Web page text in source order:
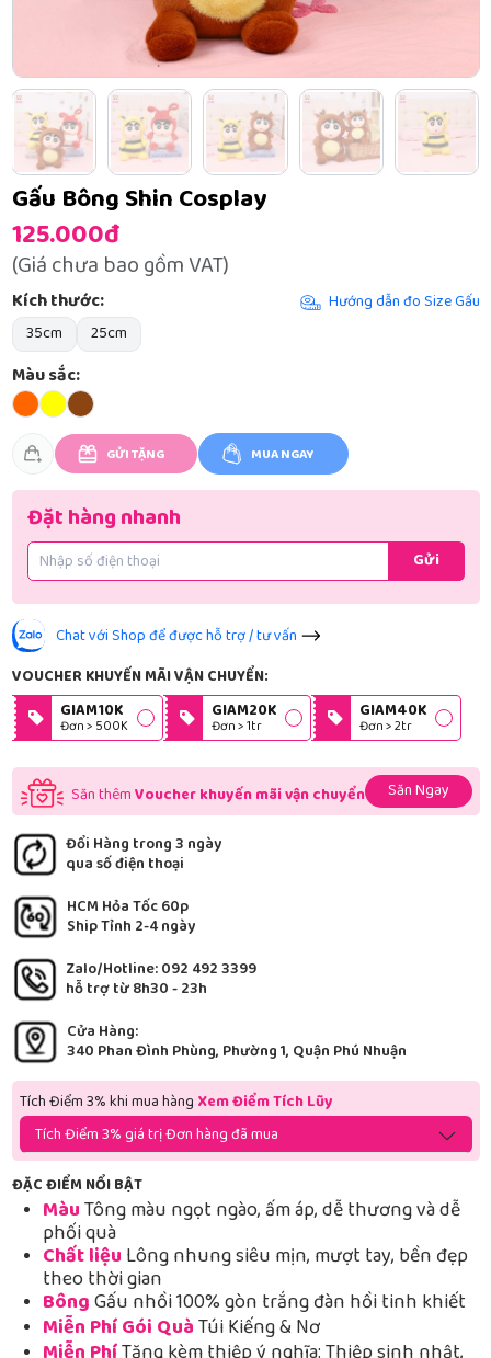
Gấu Bông Shin Cosplay
125.000đ
(Giá chưa bao gồm VAT)
Kích thước:
Hướng dẫn đo Size Gấu
35cm
25cm
Màu sắc:
GỬI TẶNG MUA NGAY
Đặt hàng nhanh
Gửi
Chat với Shop để được hỗ trợ / tư vấn
VOUCHER KHUYẾN MÃI VẬN CHUYỂN:
GIAM10K
Đơn > 500K
GIAM20K
Đơn > 1tr
GIAM40K
Đơn > 2tr
Săn thêmVoucher khuyến mãi vận chuyển Săn Ngay
Đổi Hàng trong 3 ngày
qua số điện thoại
HCM Hỏa Tốc 60p
Ship Tỉnh 2-4 ngày
Zalo/Hotline: 092 492 3399
hỗ trợ từ 8h30 - 23h
Cửa Hàng:
340 Phan Đình Phùng, Phường 1, Quận Phú Nhuận
Tích Điểm 3% khi mua hàng Xem Điểm Tích Lũy
Tích Điểm 3% giá trị Đơn hàng đã mua
ĐẶC ĐIỂM NỔI BẬT
MàuTông màu ngọt ngào, ấm áp, dễ thương và dễ
phối quà
Chất liệu Lông nhung siêu mịn, mượt tay, bền đẹp
theo thời gian
BôngGấu nhồi 100% gòn trắng đàn hồi tinh khiết
Miễn Phí Gói QuàTúi Kiếng & Nơ